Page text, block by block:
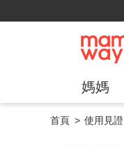
媽媽
首頁 使用見證